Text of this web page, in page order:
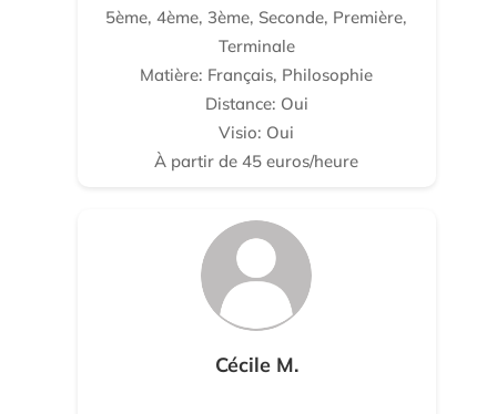
5ème, 4ème, 3ème, Seconde, Première,
Terminale
Matière: Français, Philosophie
Distance: Oui
Visio: Oui
À partir de 45 euros/heure
Cécile M.